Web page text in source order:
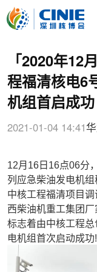
「2020年12
程福清核电6
机组首启成功
2021-01-04 14:41
12月16日16点06分
列应急柴油发电机
中核工程福清项目
西柴油机重工集团厂
标志着由中核工程
电机组首次启动成功!